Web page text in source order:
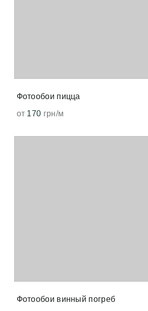
Фотообои пицца
от 170 грн/м
Фотообои винный погреб